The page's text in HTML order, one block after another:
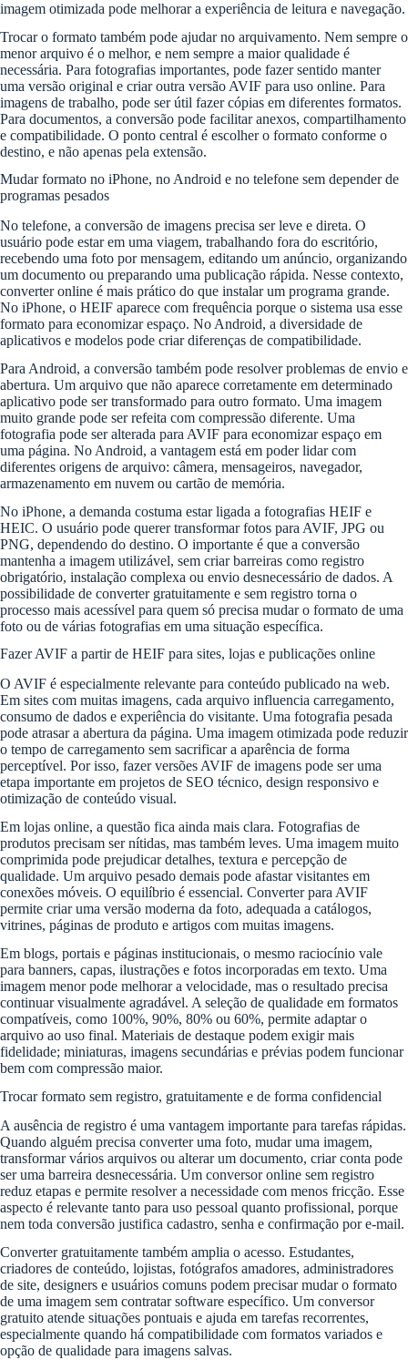
imagem otimizada pode melhorar a experiência de leitura e navegação.
Trocar o formato também pode ajudar no arquivamento. Nem sempre o
menor arquivo é o melhor, e nem sempre a maior qualidade é
necessária. Para fotografias importantes, pode fazer sentido manter
uma versão original e criar outra versão AVIF para uso online. Para
imagens de trabalho, pode ser útil fazer cópias em diferentes formatos.
Para documentos, a conversão pode facilitar anexos, compartilhamento
e compatibilidade. O ponto central é escolher o formato conforme o
destino, e não apenas pela extensão.
Mudar formato no iPhone, no Android e no telefone sem depender de
programas pesados
No telefone, a conversão de imagens precisa ser leve e direta. O
usuário pode estar em uma viagem, trabalhando fora do escritório,
recebendo uma foto por mensagem, editando um anúncio, organizando
um documento ou preparando uma publicação rápida. Nesse contexto,
converter online é mais prático do que instalar um programa grande.
No iPhone, o HEIF aparece com frequência porque o sistema usa esse
formato para economizar espaço. No Android, a diversidade de
aplicativos e modelos pode criar diferenças de compatibilidade.
Para Android, a conversão também pode resolver problemas de envio e
abertura. Um arquivo que não aparece corretamente em determinado
aplicativo pode ser transformado para outro formato. Uma imagem
muito grande pode ser refeita com compressão diferente. Uma
fotografia pode ser alterada para AVIF para economizar espaço em
uma página. No Android, a vantagem está em poder lidar com
diferentes origens de arquivo: câmera, mensageiros, navegador,
armazenamento em nuvem ou cartão de memória.
No iPhone, a demanda costuma estar ligada a fotografias HEIF e
HEIC. O usuário pode querer transformar fotos para AVIF, JPG ou
PNG, dependendo do destino. O importante é que a conversão
mantenha a imagem utilizável, sem criar barreiras como registro
obrigatório, instalação complexa ou envio desnecessário de dados. A
possibilidade de converter gratuitamente e sem registro torna o
processo mais acessível para quem só precisa mudar o formato de uma
foto ou de várias fotografias em uma situação específica.
Fazer AVIF a partir de HEIF para sites, lojas e publicações online
O AVIF é especialmente relevante para conteúdo publicado na web.
Em sites com muitas imagens, cada arquivo influencia carregamento,
consumo de dados e experiência do visitante. Uma fotografia pesada
pode atrasar a abertura da página. Uma imagem otimizada pode reduzir
o tempo de carregamento sem sacrificar a aparência de forma
perceptível. Por isso, fazer versões AVIF de imagens pode ser uma
etapa importante em projetos de SEO técnico, design responsivo e
otimização de conteúdo visual.
Em lojas online, a questão fica ainda mais clara. Fotografias de
produtos precisam ser nítidas, mas também leves. Uma imagem muito
comprimida pode prejudicar detalhes, textura e percepção de
qualidade. Um arquivo pesado demais pode afastar visitantes em
conexões móveis. O equilíbrio é essencial. Converter para AVIF
permite criar uma versão moderna da foto, adequada a catálogos,
vitrines, páginas de produto e artigos com muitas imagens.
Em blogs, portais e páginas institucionais, o mesmo raciocínio vale
para banners, capas, ilustrações e fotos incorporadas em texto. Uma
imagem menor pode melhorar a velocidade, mas o resultado precisa
continuar visualmente agradável. A seleção de qualidade em formatos
compatíveis, como 100%, 90%, 80% ou 60%, permite adaptar o
arquivo ao uso final. Materiais de destaque podem exigir mais
fidelidade; miniaturas, imagens secundárias e prévias podem funcionar
bem com compressão maior.
Trocar formato sem registro, gratuitamente e de forma confidencial
A ausência de registro é uma vantagem importante para tarefas rápidas.
Quando alguém precisa converter uma foto, mudar uma imagem,
transformar vários arquivos ou alterar um documento, criar conta pode
ser uma barreira desnecessária. Um conversor online sem registro
reduz etapas e permite resolver a necessidade com menos fricção. Esse
aspecto é relevante tanto para uso pessoal quanto profissional, porque
nem toda conversão justifica cadastro, senha e confirmação por e-mail.
Converter gratuitamente também amplia o acesso. Estudantes,
criadores de conteúdo, lojistas, fotógrafos amadores, administradores
de site, designers e usuários comuns podem precisar mudar o formato
de uma imagem sem contratar software específico. Um conversor
gratuito atende situações pontuais e ajuda em tarefas recorrentes,
especialmente quando há compatibilidade com formatos variados e
opção de qualidade para imagens salvas.